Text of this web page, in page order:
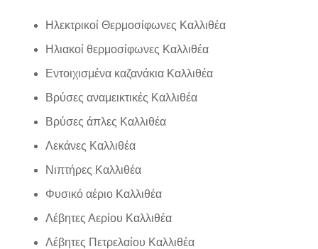
Ηλεκτρικοί Θερμοσίφωνες Καλλιθέα
Ηλιακοί θερμοσίφωνες Καλλιθέα
Εντοιχισμένα καζανάκια Καλλιθέα
Βρύσες αναμεικτικές Καλλιθέα
Βρύσες άπλες Καλλιθέα
Λεκάνες Καλλιθέα
Νιπτήρες Καλλιθέα
Φυσικό αέριο Καλλιθέα
Λέβητες Αερίου Καλλιθέα
Λέβητες Πετρελαίου Καλλιθέα